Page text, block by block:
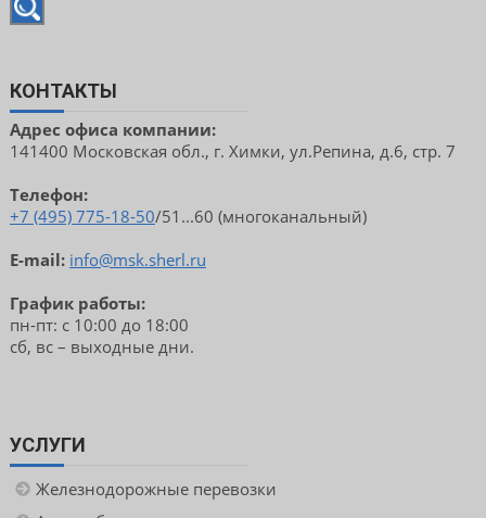
КОНТАКТЫ
Адрес офиса компании:
141400 Московская обл., г. Химки, ул.Репина, д.6, стр. 7
Телефон:
+7 (495) 775-18-50/51...60 (многоканальный)
E-mail: info@msk.sherl.ru
График работы:
пн-пт: с 10:00 до 18:00
сб, вс – выходные дни.
УСЛУГИ
Железнодорожные перевозки